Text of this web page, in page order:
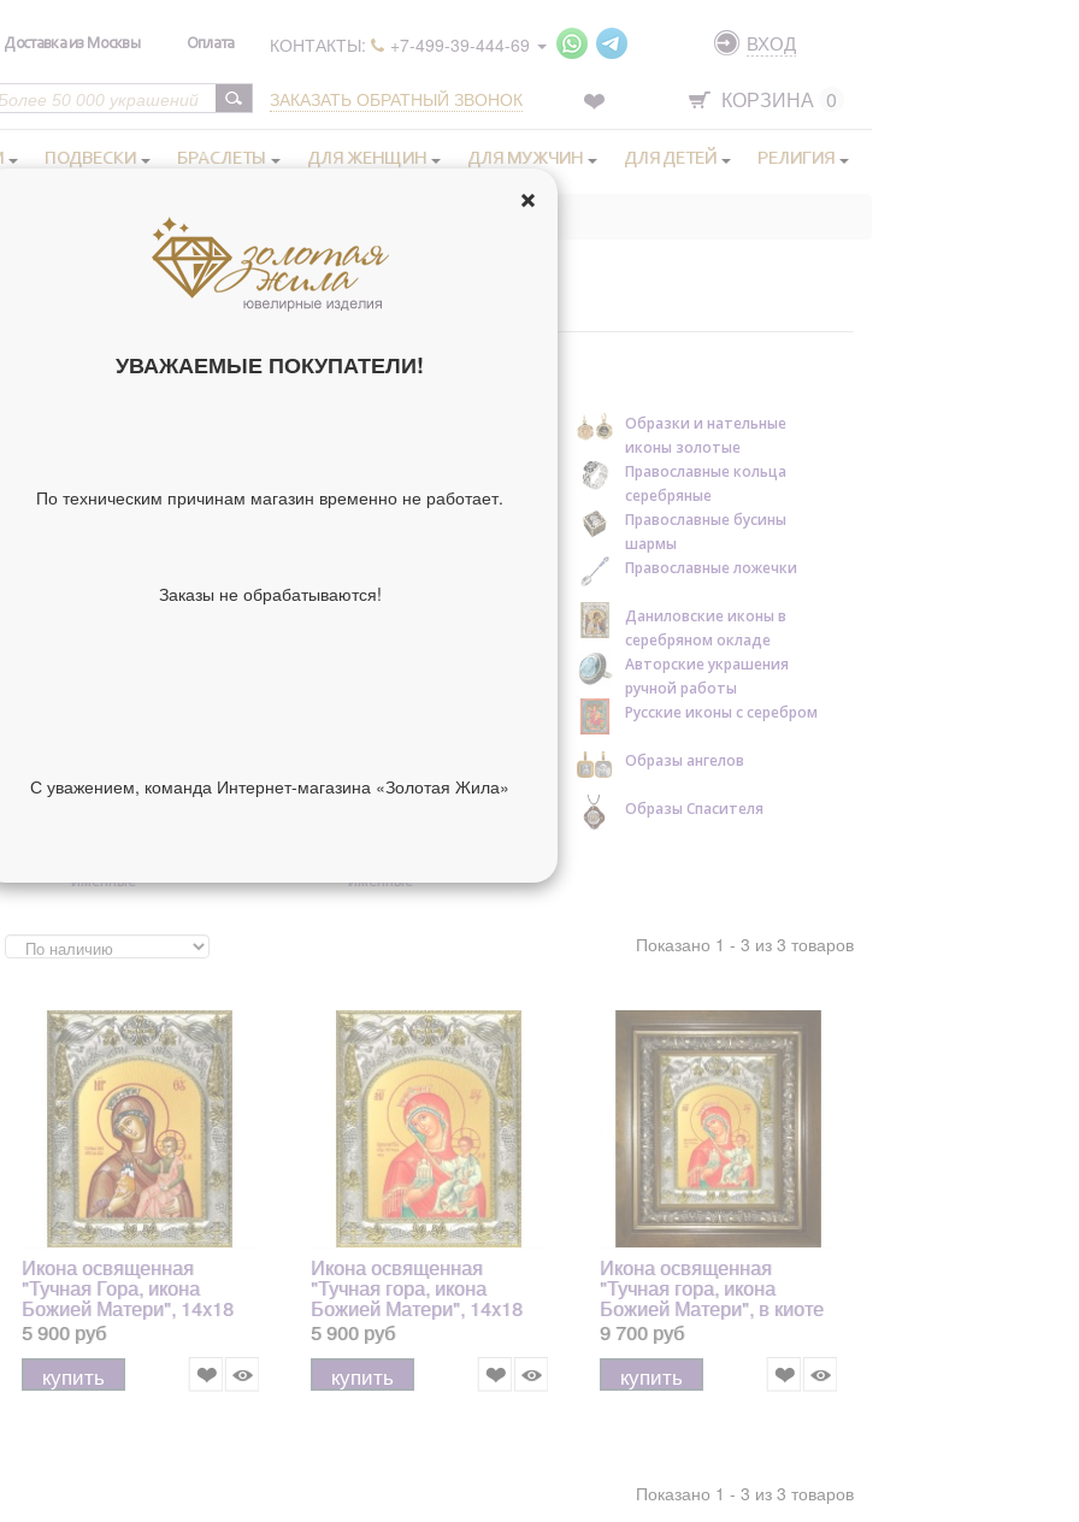
Доставка из Москвы Оплата КОНТАКТЫ: +7-499-39-444-69
ЗАКАЗАТЬ ОБРАТНЫЙ ЗВОНОК
ВХОД
КОРЗИНА 0
ПОДВЕСКИ БРАСЛЕТЫ ДЛЯ ЖЕНЩИН ДЛЯ МУЖЧИН ДЛЯ ДЕТЕЙ РЕЛИГИЯ
РЕЛИГИЯ ТУЧНАЯ ГОРА
Образки и нательные
иконы золотые
иконы серебряные
золотые
Православные кольца
серебряные
Православные бусины
шармы
шнурки
Православные ложечки
Даниловские иконы в
серебряном окладе
Авторские украшения
ручной работы
Русские иконы с серебром
Образы ангелов
Образы Спасителя
именные
именные
Показано 1 - 3 из 3 товаров
Икона освященная
"Тучная Гора, икона
Божией Матери", 14x18
см арт.246273
5 900 руб
купить
Икона освященная
"Тучная гора, икона
Божией Матери", 14x18
см
5 900 руб
купить
Икона освященная
"Тучная гора, икона
Божией Матери", в киоте
20x24 см
9 700 руб
купить
Показано 1 - 3 из 3 товаров
УВАЖАЕМЫЕ ПОКУПАТЕЛИ!
По техническим причинам магазин временно не работает.
Заказы не обрабатываются!
С уважением, команда Интернет-магазина «Золотая Жила»